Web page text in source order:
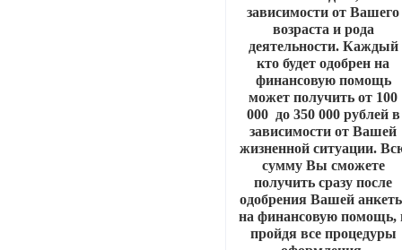
зависимости от Вашего
возраста и рода
деятельности. Каждый
кто будет одобрен на
финансовую помощь
может получить от 100
000 до 350 000 рублей в
зависимости от Вашей
жизненной ситуации.
сумму Вы сможете
получить сразу после
одобрения Вашей
на финансовую помощь,
пройдя все процедуры